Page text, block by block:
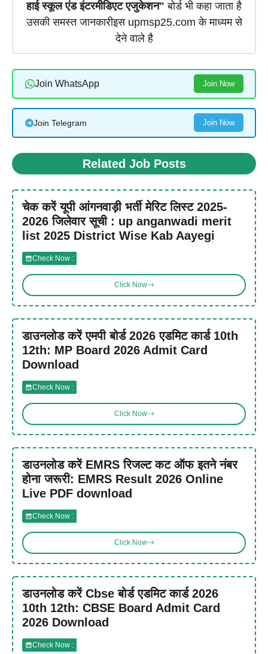
हाई स्कूल एंड इंटरमीडिएट एजुकेशन" बोर्ड भी कहा जाता है
उसकी समस्त जानकारीइस upmsp25.com के माध्यम से
देने वाले है
Join WhatsApp Join Now
Join Telegram Join Now
Related Job Posts
चेक करें यूपी आंगनवाड़ी भर्ती मेरिट लिस्ट 2025-
2026 जिलेवार सूची : up anganwadi merit
list 2025 District Wise Kab Aayegi
Check Now :
Click Now
डाउनलोड करें एमपी बोर्ड 2026 एडमिट कार्ड 10th
12th: MP Board 2026 Admit Card
Download
Check Now :
Click Now
डाउनलोड करें EMRS रिजल्ट कट ऑफ इतने नंबर
होना जरूरी: EMRS Result 2026 Online
Live PDF download
Check Now :
Click Now
डाउनलोड करें Cbse बोर्ड एडमिट कार्ड 2026
10th 12th: CBSE Board Admit Card
2026 Download
Check Now :